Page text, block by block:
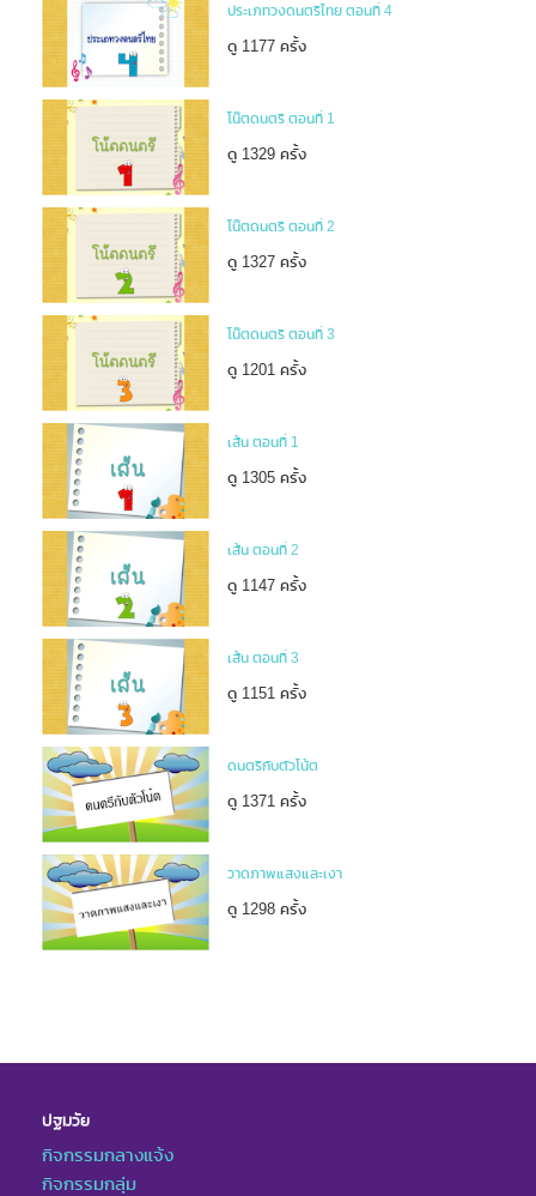
ประเภทวงดนตรีไทย ตอนที่ 4
ดู 1177 ครั้ง
โน๊ตดนตรี ตอนที่ 1
ดู 1329 ครั้ง
โน๊ตดนตรี ตอนที่ 2
ดู 1327 ครั้ง
โน๊ตดนตรี ตอนที่ 3
ดู 1201 ครั้ง
เส้น ตอนที่ 1
ดู 1305 ครั้ง
เส้น ตอนที่ 2
ดู 1147 ครั้ง
เส้น ตอนที่ 3
ดู 1151 ครั้ง
ดนตรีกับตัวโน้ต
ดู 1371 ครั้ง
วาดภาพแสงและเงา
ดู 1298 ครั้ง
ปฐมวัย
กิจกรรมกลางแจ้ง
กิจกรรมกลุ่ม